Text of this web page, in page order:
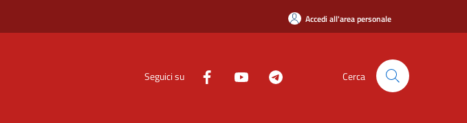
Accedi all'area personale
Seguici su Cerca